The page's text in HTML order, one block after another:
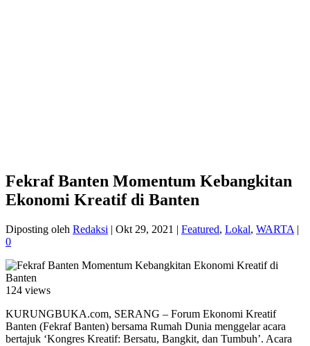
Fekraf Banten Momentum Kebangkitan
Ekonomi Kreatif di Banten
Diposting oleh Redaksi | Okt 29, 2021 | Featured, Lokal, WARTA |
0
124 views
KURUNGBUKA.com, SERANG – Forum Ekonomi Kreatif
Banten (Fekraf Banten) bersama Rumah Dunia menggelar acara
bertajuk ‘Kongres Kreatif: Bersatu, Bangkit, dan Tumbuh’. Acara